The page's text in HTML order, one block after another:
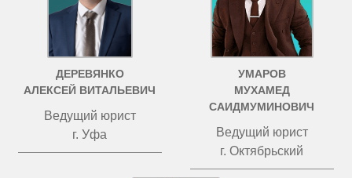
ДЕРЕВЯНКО
АЛЕКСЕЙ ВИТАЛЬЕВИЧ
Ведущий юрист
г. Уфа
УМАРОВ
МУХАМЕД
САИДМУМИНОВИЧ
Ведущий юрист
г. Октябрьский